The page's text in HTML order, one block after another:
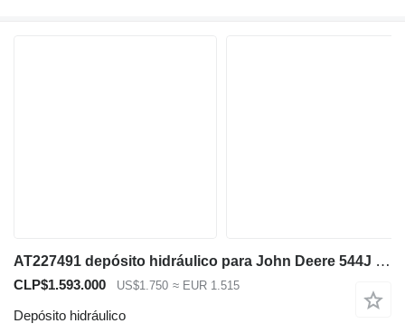
AT227491 depósito hidráulico para John Deere 544J cargadora de ruedas
CLP$1.593.000 US$1.750 ≈ EUR 1.515
Depósito hidráulico